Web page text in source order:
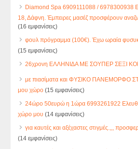
Diamond Spa 6909111088 / 6978300938
18, Δάφνη. Έμπειρες μασέζ προσφέρουν
(16 εμφανίσεις)
φουλ πρόγραμμα (100€). Έχω ωραία
(15 εμφανίσεις)
26χρονη ΕΛΛΗΝΙΔΑ ΜΕ ΣΟΥΠΕΡ ΣΕΞΙ
με πιασίματα και ΦΥΣΙΚΟ ΠΑΝΕΜΟΡΦΟ
μου χώρο (15 εμφανίσεις)
24ώρο 50ευρώ η 1ώρα 6993261922
χώρο μου (14 εμφανίσεις)
για καυτές και αξέχαστες στιγμές.,,,
(14 εμφανίσεις)